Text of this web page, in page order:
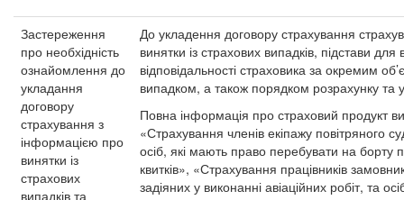
Застереження
про необхідність
ознайомлення до
укладання
договору
страхування з
інформацією про
винятки із
страхових
випадків та
До укладення договору страхування
винятки із страхових випадків, підстави
відповідальності страховика за окремим
випадком, а також порядком розрахунку та
Повна інформація про страховий продукт
«Страхування членів екіпажу повітряного
осіб, які мають право перебувати на борту
квитків», «Страхування працівників
задіяних у виконанні авіаційних робіт, та